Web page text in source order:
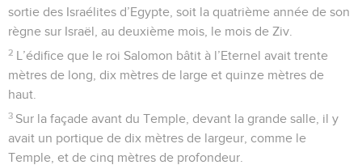
sortie des Israélites d’Egypte, soit la quatrième année de son
règne sur Israël, au deuxième mois, le mois de Ziv.
2 L’édifice que le roi Salomon bâtit à l’Eternel avait trente
mètres de long, dix mètres de large et quinze mètres de
haut.
3 Sur la façade avant du Temple, devant la grande salle, il y
avait un portique de dix mètres de largeur, comme le
Temple, et de cinq mètres de profondeur.